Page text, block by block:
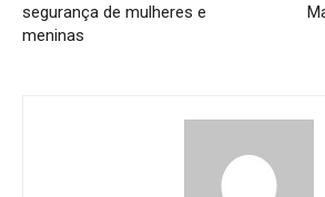
segurança de mulheres e
meninas